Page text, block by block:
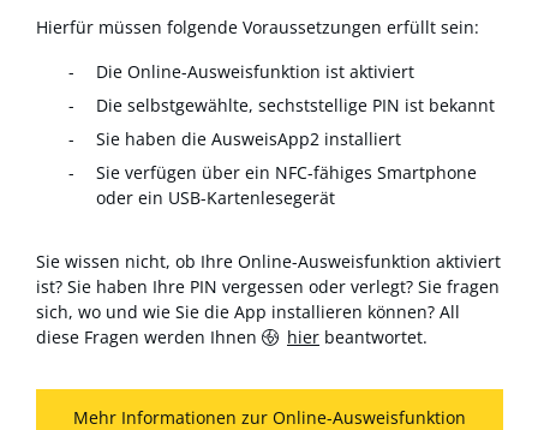
Hierfür müssen folgende Voraussetzungen erfüllt sein:
Die Online-Ausweisfunktion ist aktiviert
Die selbstgewählte, sechststellige PIN ist bekannt
Sie haben die AusweisApp2 installiert
Sie verfügen über ein NFC-fähiges Smartphone
oder ein USB-Kartenlesegerät
Sie wissen nicht, ob Ihre Online-Ausweisfunktion aktiviert
ist? Sie haben Ihre PIN vergessen oder verlegt? Sie fragen
sich, wo und wie Sie die App installieren können? All
diese Fragen werden Ihnen
hier beantwortet.
Mehr Informationen zur Online-Ausweisfunktion